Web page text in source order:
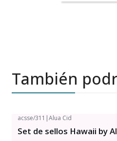
También
acsse/311 |Alua Cid
Set de sellos Hawaii by